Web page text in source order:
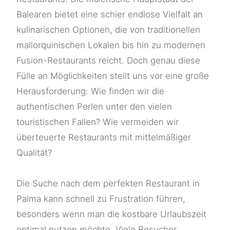
Balearen bietet eine schier endlose Vielfalt an
kulinarischen Optionen, die von traditionellen
mallorquinischen Lokalen bis hin zu modernen
Fusion-Restaurants reicht. Doch genau diese
Fülle an Möglichkeiten stellt uns vor eine große
Herausforderung: Wie finden wir die
authentischen Perlen unter den vielen
touristischen Fallen? Wie vermeiden wir
überteuerte Restaurants mit mittelmäßiger
Qualität?
Die Suche nach dem perfekten Restaurant in
Palma kann schnell zu Frustration führen,
besonders wenn man die kostbare Urlaubszeit